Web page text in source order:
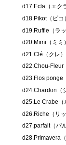
d17.Ecla（エク
d18.Pikot（ピコ）
d19.Ruffle（ラッ
d20.Mimi（ミミ）
d21.Clé（クレ）
d22.Chou-Fleur
d23.Flos ponge
d24.Chardon（
d25.Le Crabe（
d26.Riche（リッ
d27.parfait（パ
d28.Primavera